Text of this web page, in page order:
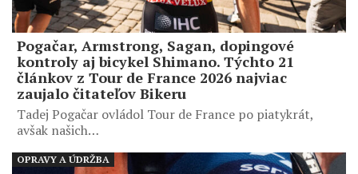
Pogačar, Armstrong, Sagan, dopingové
kontroly aj bicykel Shimano. Týchto 21
článkov z Tour de France 2026 najviac
zaujalo čitateľov Bikeru
Tadej Pogačar ovládol Tour de France po piatykrát,
avšak našich…
OPRAVY A ÚDRŽBA